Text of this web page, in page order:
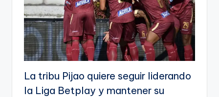
La tribu Pijao quiere seguir liderando
la Liga Betplay y mantener su